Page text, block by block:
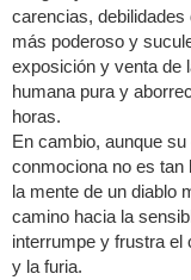
carencias,
más poderoso y
exposición y venta de
humana pura y
horas.
En cambio, aunque
conmociona no es tan
la mente de un diablo
camino hacia la
interrumpe y frustra el
y la furia.